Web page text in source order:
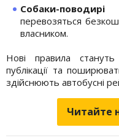
Собаки-поводирі
перевозяться
власником.
Нові правила стануть
публікації та
здійснюють автобусні
Читайте